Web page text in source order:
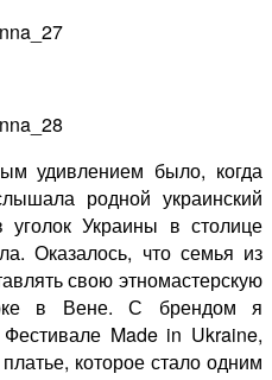
удивлением было, когда
родной украинский
Украины в столице
Оказалось, что семья из
свою этномастерскую
в Вене. С брендом я
Made in Ukraine,
которое стало одним